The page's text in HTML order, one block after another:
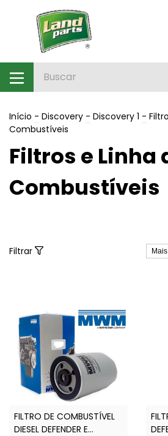
Início - Discovery - Discovery 1 -
Combustíveis
Filtros e Linha
Combustíveis
Filtrar
FILTRO DE COMBUSTÍVEL
DIESEL DEFENDER E